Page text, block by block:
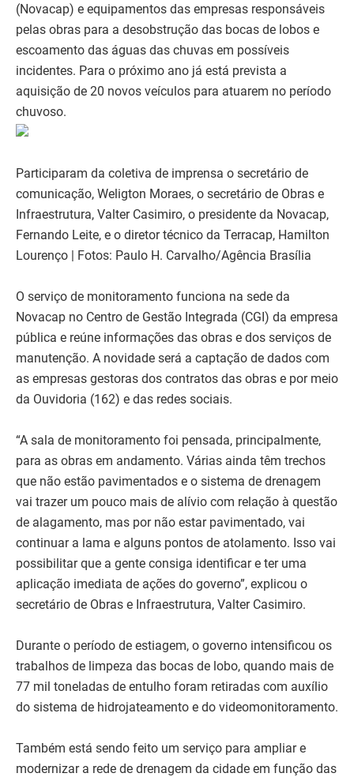
(Novacap) e equipamentos das empresas responsáveis
pelas obras para a desobstrução das bocas de lobos e
escoamento das águas das chuvas em possíveis
incidentes. Para o próximo ano já está prevista a
aquisição de 20 novos veículos para atuarem no período
chuvoso.
Participaram da coletiva de imprensa o secretário de
comunicação, Weligton Moraes, o secretário de Obras e
Infraestrutura, Valter Casimiro, o presidente da Novacap,
Fernando Leite, e o diretor técnico da Terracap, Hamilton
Lourenço | Fotos: Paulo H. Carvalho/Agência Brasília
O serviço de monitoramento funciona na sede da
Novacap no Centro de Gestão Integrada (CGI) da empresa
pública e reúne informações das obras e dos serviços de
manutenção. A novidade será a captação de dados com
as empresas gestoras dos contratos das obras e por meio
da Ouvidoria (162) e das redes sociais.
“A sala de monitoramento foi pensada, principalmente,
para as obras em andamento. Várias ainda têm trechos
que não estão pavimentados e o sistema de drenagem
vai trazer um pouco mais de alívio com relação à questão
de alagamento, mas por não estar pavimentado, vai
continuar a lama e alguns pontos de atolamento. Isso vai
possibilitar que a gente consiga identificar e ter uma
aplicação imediata de ações do governo”, explicou o
secretário de Obras e Infraestrutura, Valter Casimiro.
Durante o período de estiagem, o governo intensificou os
trabalhos de limpeza das bocas de lobo, quando mais de
77 mil toneladas de entulho foram retiradas com auxílio
do sistema de hidrojateamento e do videomonitoramento.
Também está sendo feito um serviço para ampliar e
modernizar a rede de drenagem da cidade em função das